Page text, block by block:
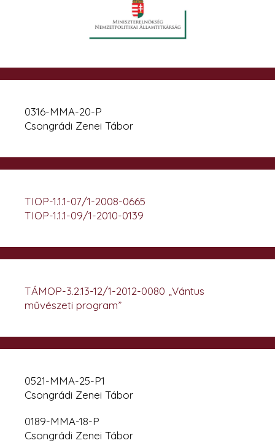
0316-MMA-20-P
Csongrádi Zenei Tábor
TIOP-1.1.1-07/1-2008-0665
TIOP-1.1.1-09/1-2010-0139
TÁMOP-3.2.13-12/1-2012-0080 „Vántus
művészeti program”
0521-MMA-25-P1
Csongrádi Zenei Tábor
0189-MMA-18-P
Csongrádi Zenei Tábor